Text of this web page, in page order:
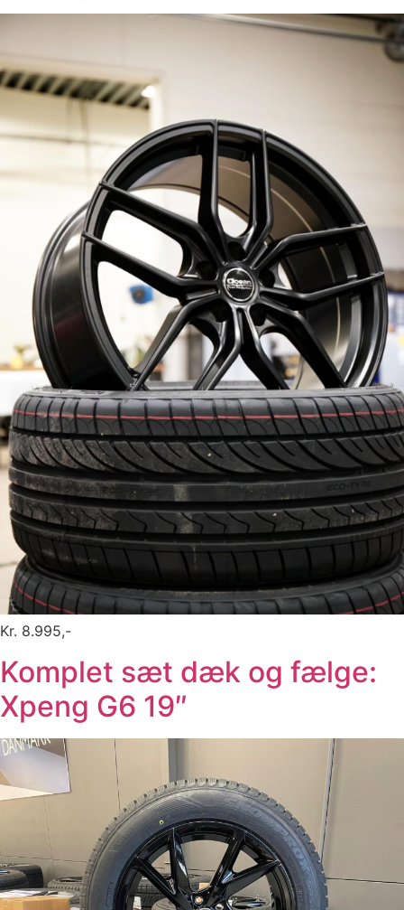
Kr. 8.995,-
Komplet sæt dæk og fælge:
Xpeng G6 19″